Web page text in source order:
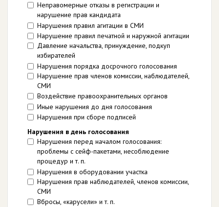
Неправомерные отказы в регистрации и
нарушение прав кандидата
Нарушения правил агитации в СМИ
Нарушение правил печатной и наружной агитации
Давление начальства, принуждение, подкуп
избирателей
Нарушения порядка досрочного голосования
Нарушение прав членов комиссии, наблюдателей,
СМИ
Воздействие правоохранительных органов
Иные нарушения до дня голосования
Нарушения при сборе подписей
Нарушения в день голосования
Нарушения перед началом голосования:
проблемы с сейф-пакетами, несоблюдение
процедур и т. п.
Нарушения в оборудовании участка
Нарушения прав наблюдателей, членов комиссии,
СМИ
Вбросы, «карусели» и т. п.